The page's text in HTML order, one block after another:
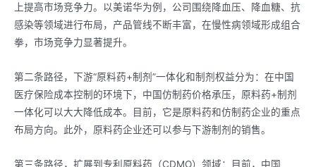
上提高市场竞争力。以美诺华为例，公司围绕降血压、降血糖、抗
感染等领域进行布局，产品管线不断丰富，在慢性病领域形成组合
拳，市场竞争力显著提升。
第二条路径，下游“原料药+制剂”一体化和制剂权益分为：在中国
医疗保险成本控制的环境下，中国仿制药价格承压，原料药+制剂
一体化可以大大降低成本。目前，它是原料药和仿制药企业的重点
布局方向。此外，原料药企业还可以参与下游制剂的销售。
第三条路径，扩展到专利原料药（CDMO）领域：目前，中国